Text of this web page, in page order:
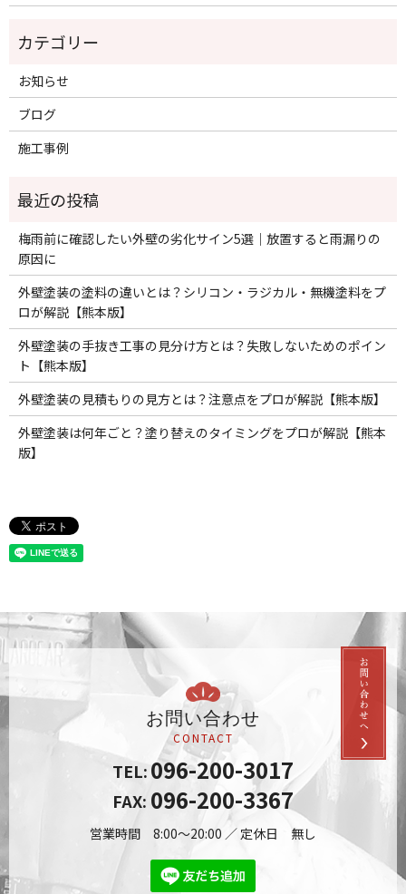
お知らせ
ブログ
施工事例
梅雨前に確認したい外壁の劣化サイン5選｜放置すると雨漏りの
原因に
外壁塗装の塗料の違いとは？シリコン・ラジカル・無機塗料をプ
ロが解説【熊本版】
外壁塗装の手抜き工事の見分け方とは？失敗しないためのポイン
ト【熊本版】
外壁塗装の見積もりの見方とは？注意点をプロが解説【熊本版】
外壁塗装は何年ごと？塗り替えのタイミングをプロが解説【熊本
版】
お問い合わせ
CONTACT
TEL:096-200-3017
FAX: 096-200-3367
営業時間 8:00～20:00 ／ 定休日 無し